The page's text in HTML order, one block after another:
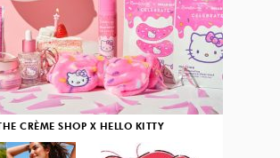
THE CRÈME SHOP X HELLO KITTY